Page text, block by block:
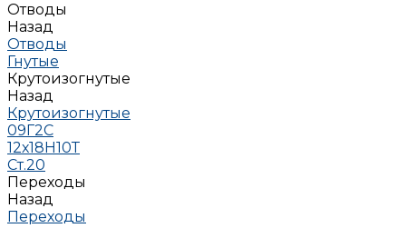
Отводы
Назад
Отводы
Гнутые
Крутоизогнутые
Назад
Крутоизогнутые
09Г2С
12х18Н10Т
Ст.20
Переходы
Назад
Переходы